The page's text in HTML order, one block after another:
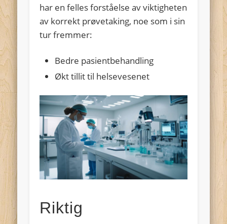
har en felles forståelse av viktigheten
av korrekt prøvetaking, noe som i sin
tur fremmer:
Bedre pasientbehandling
Økt tillit til helsevesenet
Riktig